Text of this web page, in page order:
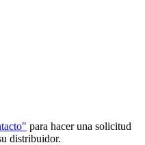
para hacer una solicitud
distribuidor.